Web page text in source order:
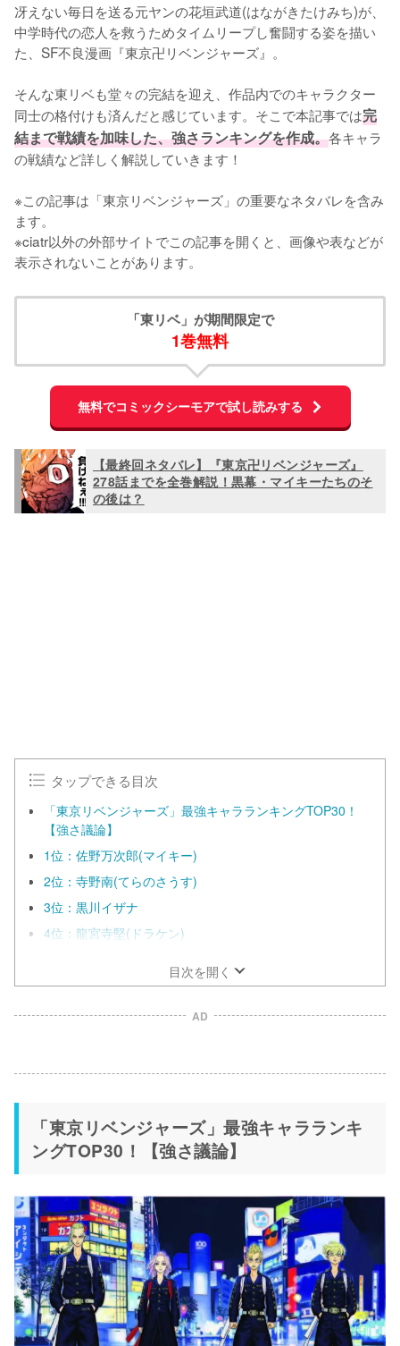
冴えない毎日を送る元ヤンの花垣武道(はながきたけみち)が、
中学時代の恋人を救うためタイムリープし奮闘する姿を描い
た、SF不良漫画『東京卍リベンジャーズ』。
そんな東リベも堂々の完結を迎え、作品内でのキャラクター
同士の格付けも済んだと感じています。そこで本記事では完
結まで戦績を加味した、強さランキングを作成。各キャラ
の戦績など詳しく解説していきます！
※この記事は「東京リベンジャーズ」の重要なネタバレを含み
ます。
※ciatr以外の外部サイトでこの記事を開くと、画像や表などが
表示されないことがあります。
「東リベ」が期間限定で
1巻無料
無料でコミックシーモアで試し読みする
【最終回ネタバレ】『東京卍リベンジャーズ』
278話までを全巻解説！黒幕・マイキーたちのそ
の後は？
タップできる目次
「東京リベンジャーズ」最強キャラランキングTOP30！
【強さ議論】
1位：佐野万次郎(マイキー)
2位：寺野南(てらのさうす)
3位：黒川イザナ
4位：龍宮寺堅(ドラケン)
目次を開く
AD
「東京リベンジャーズ」最強キャラランキ
ングTOP30！【強さ議論】